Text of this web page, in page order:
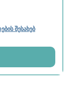
შესახებ